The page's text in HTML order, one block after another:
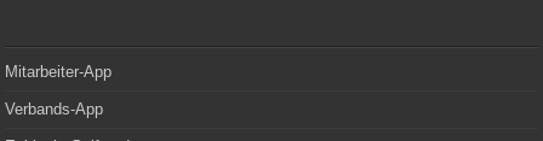
Mitarbeiter-App
Verbands-App